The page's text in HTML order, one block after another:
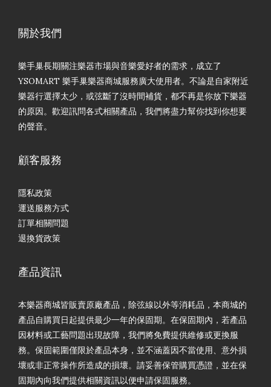
關於我們
樂手巢長期關注樂器市場與音樂愛好者的需求，成立了
YSOMART 樂手巢樂器商城服務廣大使用者。不論是自家附近
樂器行選擇太少，或弦斷了沒時間補貨，都不再是你放下樂器
的原因。歡迎訊問各式相關產品，我們將盡力幫你找到你想要
的聲音。
顧客服務
隱私政策
運送服務方式
訂單相關問題
退換貨政策
產品資訊
本樂器商城皆販賣原廠產品，除弦線以外等消耗品，本商城的
產品自購買日起提供最少一年的保固期。在保固期內，若產品
因材料或工藝問題出現故障，我們將免費提供維修或更換服
務。保固範圍僅限於產品本身，並不涵蓋因不當使用、意外損
壞或非正常操作所造成的損壞。請妥善保管購買憑證，並在保
固期內向我們提供相關資訊以便申請保固服務。